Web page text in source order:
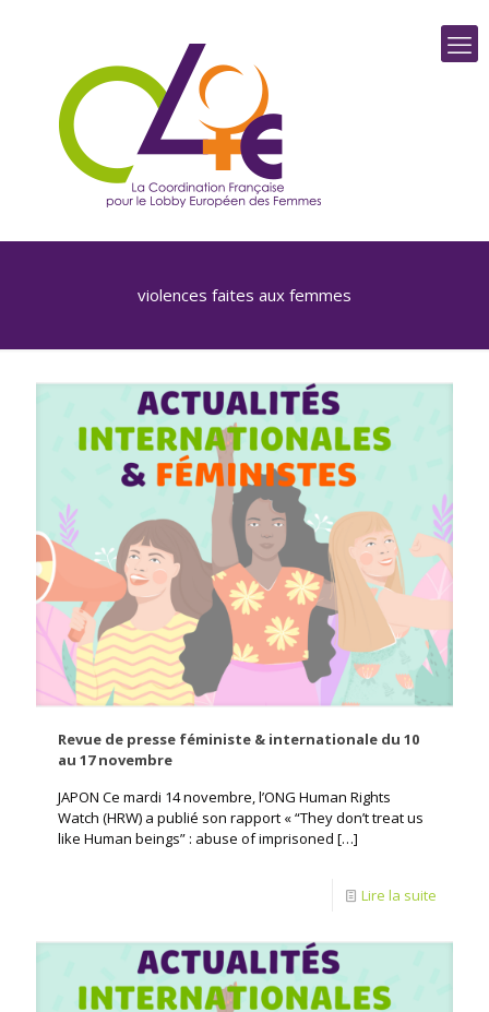
violences faites aux femmes
Revue de presse féministe & internationale du 10
au 17 novembre
JAPON Ce mardi 14 novembre, l’ONG Human Rights
Watch (HRW) a publié son rapport « “They don’t treat us
like Human beings” : abuse of imprisoned […]
Lire la suite